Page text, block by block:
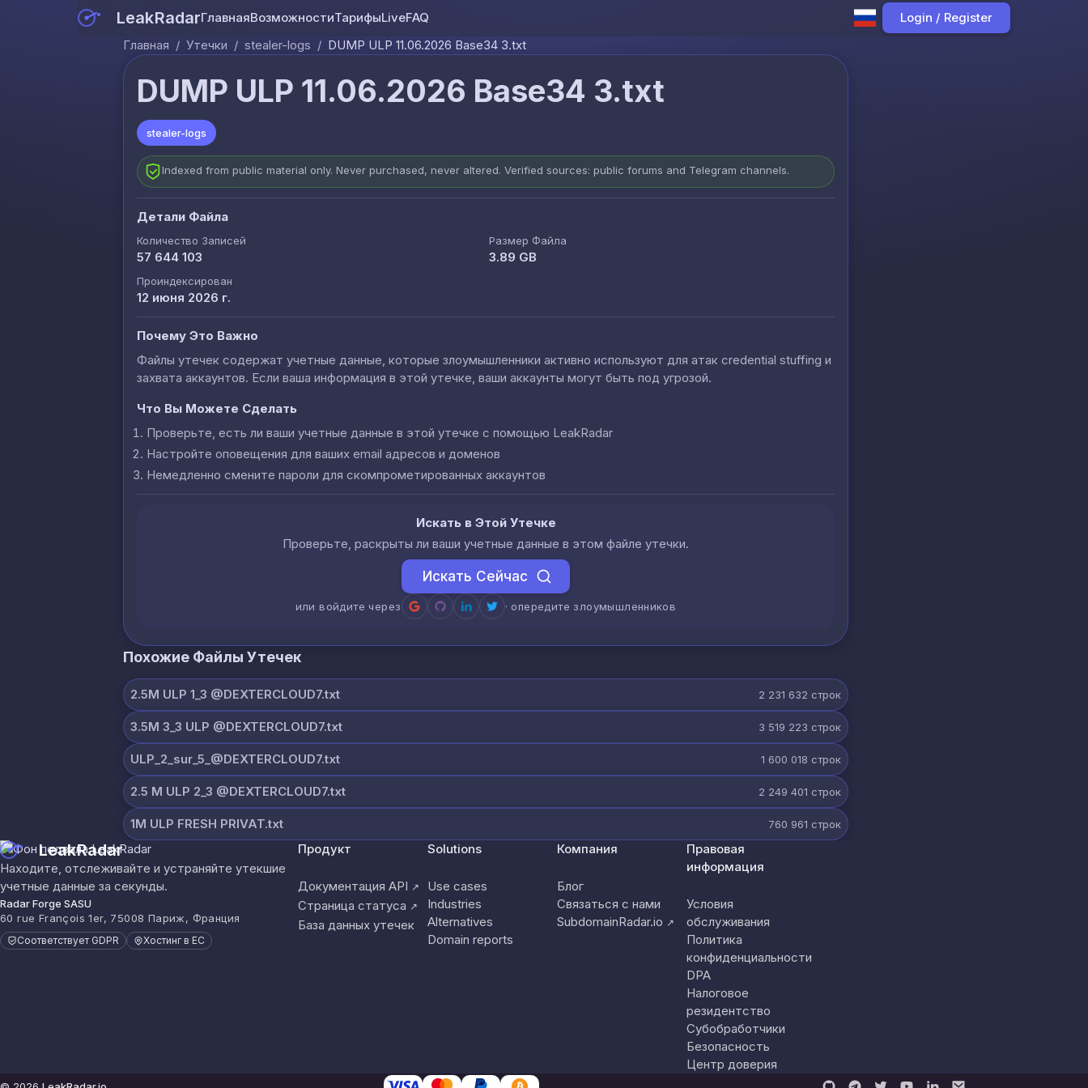
LeakRadarГлавнаяВозможностиТарифыLiveFAQ
Login / Register
Главная / Утечки / stealer-logs / DUMP ULP 11.06.2026 Base34 3.txt
DUMP ULP 11.06.2026 Base34 3.txt
stealer-logs
Indexed from public material only. Never purchased, never altered. Verified sources: public forums and Telegram channels.
Детали Файла
Количество Записей
57 644 103
Размер Файла
3.89 GB
Проиндексирован
12 июня 2026 г.
Почему Это Важно
Файлы утечек содержат учетные данные, которые злоумышленники активно используют для атак credential stuffing и
захвата аккаунтов. Если ваша информация в этой утечке, ваши аккаунты могут быть под угрозой.
Что Вы Можете Сделать
Проверьте, есть ли ваши учетные данные в этой утечке с помощью LeakRadar
Настройте оповещения для ваших email адресов и доменов
Немедленно смените пароли для скомпрометированных аккаунтов
Искать в Этой Утечке
Проверьте, раскрыты ли ваши учетные данные в этом файле утечки.
Искать Сейчас
или войдите через · опередите злоумышленников
Похожие Файлы Утечек
2.5M ULP 1_3 @DEXTERCLOUD7.txt 2 231 632 строк
3.5M 3_3 ULP @DEXTERCLOUD7.txt 3 519 223 строк
ULP_2_sur_5_@DEXTERCLOUD7.txt 1 600 018 строк
2.5 M ULP 2_3 @DEXTERCLOUD7.txt 2 249 401 строк
1M ULP FRESH PRIVAT.txt 760 961 строк
LeakRadar
Находите, отслеживайте и устраняйте утекшие
учетные данные за секунды.
Radar Forge SASU
60 rue François 1er, 75008 Париж, Франция
Соответствует GDPR Хостинг в ЕС
Продукт
Документация API ↗
Страница статуса ↗
База данных утечек
Solutions
Use cases
Industries
Alternatives
Domain reports
Компания
Блог
Связаться с нами
SubdomainRadar.io ↗
Правовая
информация
Условия
обслуживания
Политика
конфиденциальности
DPA
Налоговое
резидентство
Субобработчики
Безопасность
Центр доверия